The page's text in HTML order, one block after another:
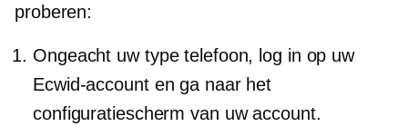
proberen:
Ongeacht uw type telefoon, log in op uw
Ecwid-account en ga naar het
configuratiescherm van uw account.